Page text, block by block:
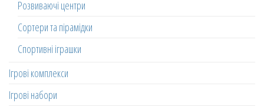
Розвиваючі центри
Сортери та пірамідки
Спортивні іграшки
Ігрові комплекси
Ігрові набори